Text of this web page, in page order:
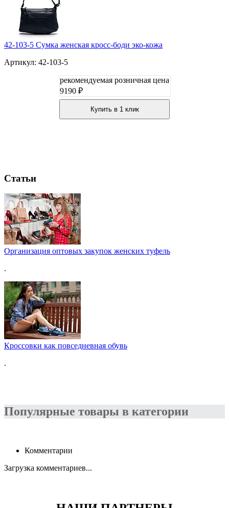
42-103-5 Сумка женская кросс-боди эко-кожа
Артикул: 42-103-5
рекомендуемая розничная цена
9190 ₽
Купить в 1 клик
Статьи
Организация оптовых закупок женских туфель
.
Кроссовки как повседневная обувь
.
Популярные товары в категории
Комментарии
Загрузка комментариев...